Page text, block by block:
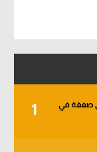
1
صفقة في